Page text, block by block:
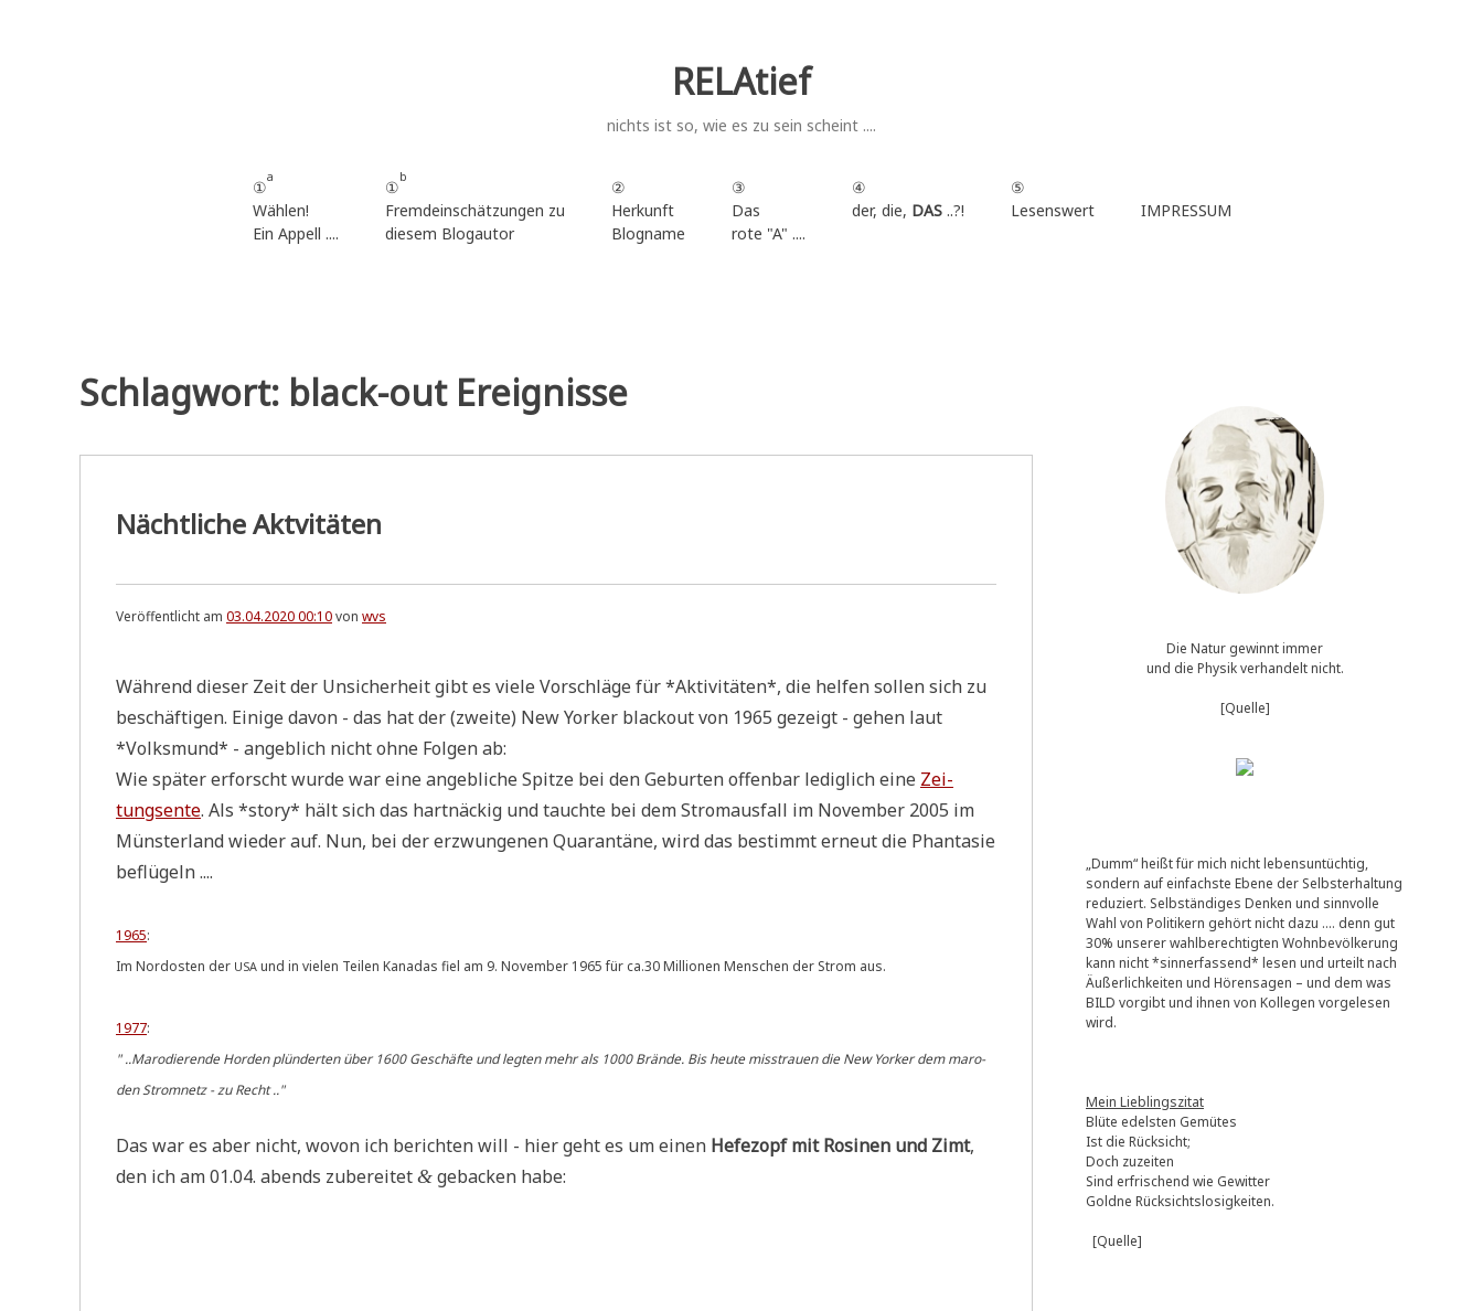
RELAtief
nichts ist so, wie es zu sein scheint ....
①
a
Wählen!
Ein Appell ....
①
b
Fremdeinschätzungen zu
diesem Blogautor
②
Herkunft
Blogname
③
Das
rote "A" ....
④
der, die, DAS..?!
⑤
Lesenswert
IMPRESSUM
Schlagwort: black-out Ereignisse
Nächtliche Aktvitäten
Veröffentlicht am 03.04.2020 00:10von wvs
Wäh­rend die­ser Zeit der Unsi­cher­heit gibt es vie­le Vor­schlä­ge für *Akti­vi­tä­ten*, die hel­fen sol­len sich zu
beschäf­ti­gen. Eini­ge davon - das hat der (zwei­te) New Yor­ker black­out von 1965 gezeigt - gehen laut
*Volks­mund* - angeb­lich nicht ohne Fol­gen ab:
Wie spä­ter erforscht wur­de war eine angeb­li­che Spit­ze bei den Gebur­ten offen­bar ledig­lich eine Zei­
tungs­en­te. Als *sto­ry* hält sich das hart­näckig und tauch­te bei dem Strom­aus­fall im Novem­ber 2005 im
Mün­ster­land wie­der auf. Nun, bei der erzwun­ge­nen Qua­ran­tä­ne, wird das bestimmt erneut die Phan­ta­sie
beflügeln ....
1965:
Im Nord­osten der USA und in vie­len Tei­len Kana­das fiel am 9. Novem­ber 1965 für ca.30 Mil­lio­nen Men­schen der Strom aus.
1977:
" ..Maro­die­ren­de Hor­den plün­der­ten über 1600 Geschäf­te und leg­ten mehr als 1000 Brän­de. Bis heu­te miss­trau­en die New Yor­ker dem maro­
den Strom­netz - zu Recht .."
Das war es aber nicht, wovon ich berich­ten will - hier geht es um einen Hefe­zopf mit Rosi­nen und Zimt,
den ich am 01.04. abends zube­rei­tet & gebacken habe:
Die Natur gewinnt immer
und die Physik verhandelt nicht.
[Quelle]
„Dumm“ heißt für mich nicht lebensuntüchtig,
sondern auf einfachste Ebene der Selbsterhaltung
reduziert. Selbständiges Denken und sinnvolle
Wahl von Politikern gehört nicht dazu …. denn gut
30% unserer wahlberechtigten Wohnbevölkerung
kann nicht *sinnerfassend* lesen und urteilt nach
Äußerlichkeiten und Hörensagen – und dem was
BILD vorgibt und ihnen von Kollegen vorgelesen
wird.
Mein Lieblingszitat
Blüte edelsten Gemütes
Ist die Rücksicht;
Doch zuzeiten
Sind erfrischend wie Gewitter
Goldne Rücksichtslosigkeiten.
[Quelle]